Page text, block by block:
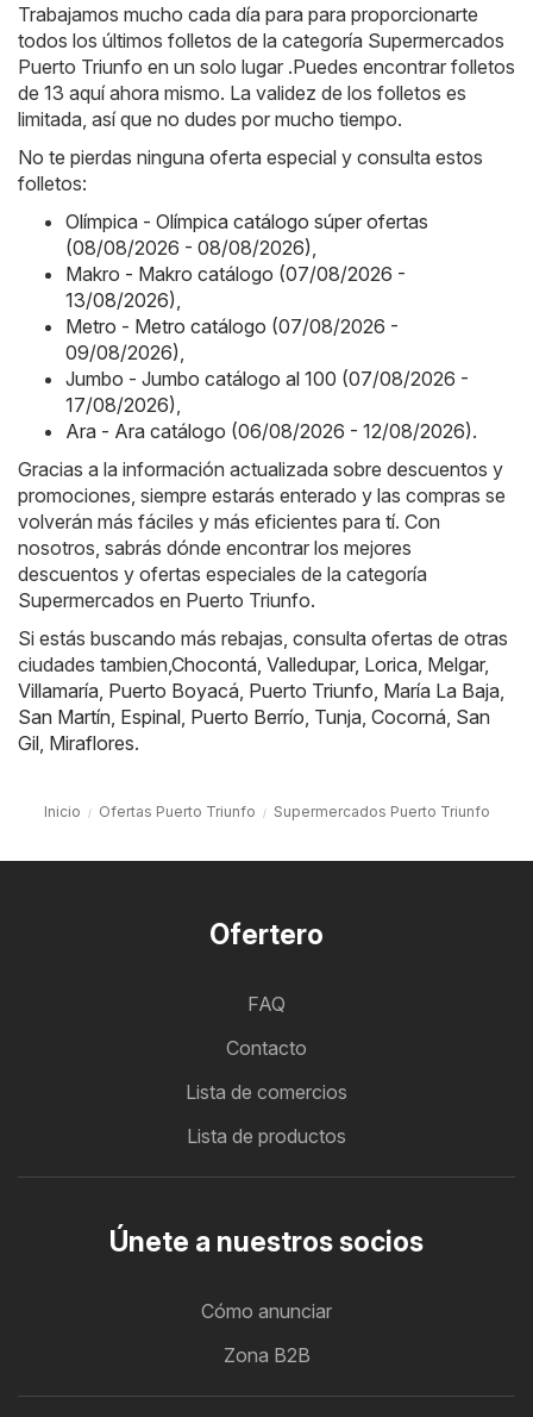
Trabajamos mucho cada día para para proporcionarte
todos los últimos folletos de la categoría Supermercados
Puerto Triunfo en un solo lugar .Puedes encontrar folletos
de 13 aquí ahora mismo. La validez de los folletos es
limitada, así que no dudes por mucho tiempo.
No te pierdas ninguna oferta especial y consulta estos
folletos:
Olímpica - Olímpica catálogo súper ofertas
(08/08/2026 - 08/08/2026)
Makro - Makro catálogo (07/08/2026 -
13/08/2026)
Metro - Metro catálogo (07/08/2026 -
09/08/2026)
Jumbo - Jumbo catálogo al 100 (07/08/2026 -
17/08/2026)
Ara - Ara catálogo (06/08/2026 - 12/08/2026).
Gracias a la información actualizada sobre descuentos y
promociones, siempre estarás enterado y las compras se
volverán más fáciles y más eficientes para tí. Con
nosotros, sabrás dónde encontrar los mejores
descuentos y ofertas especiales de la categoría
Supermercados en Puerto Triunfo.
Si estás buscando más rebajas, consulta ofertas de otras
ciudades tambien, Chocontá Valledupar, Lorica Melgar,
Villamaría Puerto Boyacá Puerto Triunfo María La Baja
San Martín Espinal Puerto Berrío Tunja Cocorná San
Gil Miraflores.
Inicio Ofertas Puerto Triunfo Supermercados Puerto Triunfo
Ofertero
FAQ
Contacto
Lista de comercios
Lista de productos
Únete a nuestros socios
Cómo anunciar
Zona B2B